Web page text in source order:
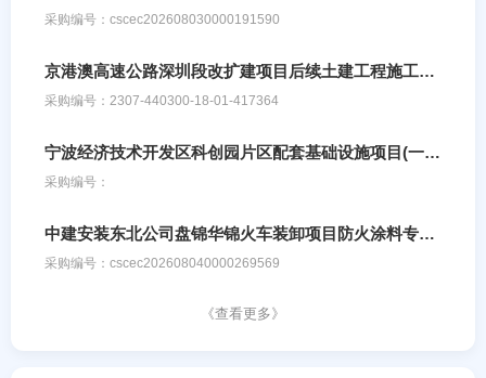
采购编号：cscec202608030000191590
京港澳高速公路深圳段改扩建项目后续土建工程施工TJ7标招标公告
采购编号：2307‑440300‑18‑01‑417364
宁波经济技术开发区科创园片区配套基础设施项目(一期)工程采购公告
采购编号：
中建安装东北公司盘锦华锦火车装卸项目防火涂料专业分包采购公告
采购编号：cscec202608040000269569
《查看更多》